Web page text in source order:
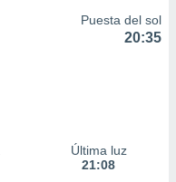
Puesta del sol
20:35
Última luz
21:08